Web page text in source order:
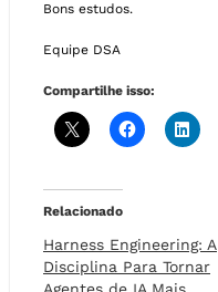
Bons estudos.
Equipe DSA
Compartilhe isso:
Relacionado
Harness Engineering: A
Disciplina Para Tornar